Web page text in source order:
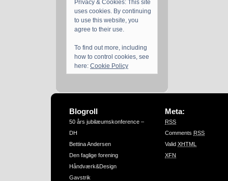
Privacy & Cookies: This site
uses cookies. By continuing
to use this website, you
agree to their use.
To find out more, including
how to control cookies, see
here: Cookie Policy
Blogroll
50 års jubilæumskonference –
DH
Bettina Andersen
Den faglige forening
Håndværk&Design
Gavstrik
Meta:
RSS
Comments RSS
Valid XHTML
XFN